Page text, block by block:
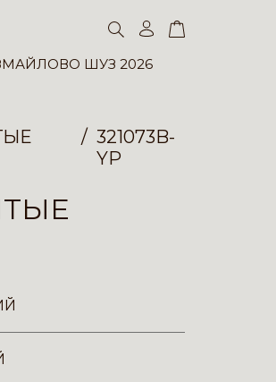
ШУЗ 2026
321073B-
YP